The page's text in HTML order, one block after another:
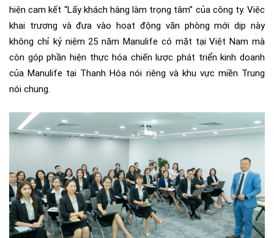
hiện cam kết “Lấy khách hàng làm trọng tâm” của công ty.Việc
khai trương và đưa vào hoạt động văn phòng mới dịp này
không chỉ kỷ niệm 25 năm Manulife có mặt tại Việt Nam mà
còn góp phần hiện thực hóa chiến lược phát triển kinh doanh
của Manulife tại Thanh Hóa nói riêng và khu vực miền Trung
nói chung.